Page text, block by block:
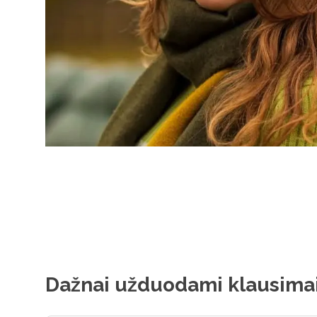
Dažnai užduodami